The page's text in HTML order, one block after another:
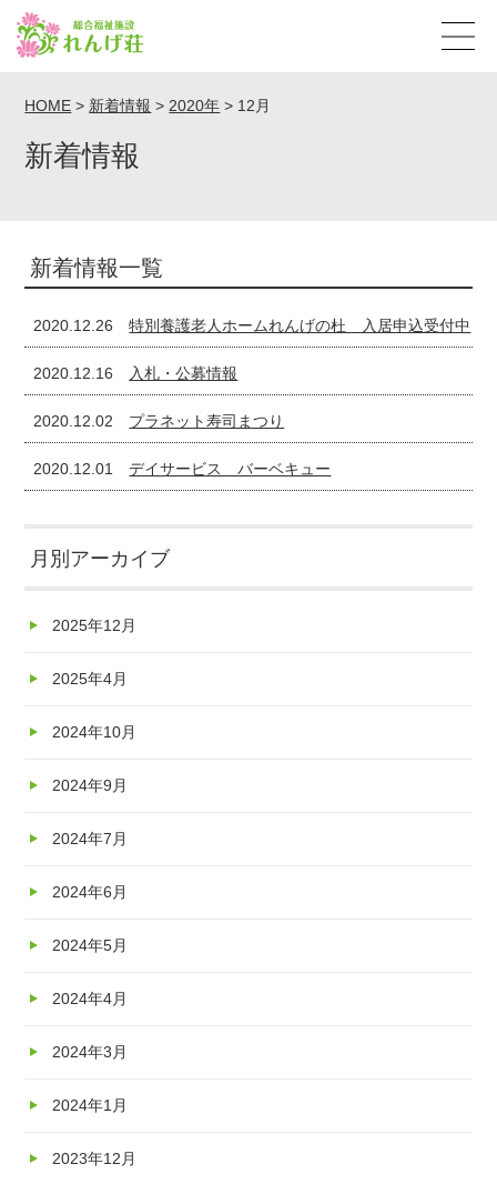
HOME > 新着情報 >2020年 > 12月
新着情報
新着情報一覧
2020.12.26 特別養護老人ホームれんげの杜 入居申込受付中
2020.12.16 入札・公募情報
2020.12.02 プラネット寿司まつり
2020.12.01 デイサービス バーベキュー
月別アーカイブ
2025年12月
2025年4月
2024年10月
2024年9月
2024年7月
2024年6月
2024年5月
2024年4月
2024年3月
2024年1月
2023年12月